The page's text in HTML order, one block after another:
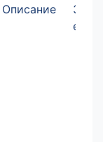
Описание